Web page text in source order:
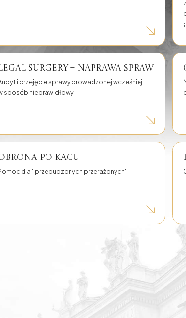
Mediacje gospodarcze,
Surgery – naprawa spraw
i przejęcie sprawy prowadzonej wcześniej
sposób nieprawidłowy.
po kacu
dla ''przebudzonych przerażonych''